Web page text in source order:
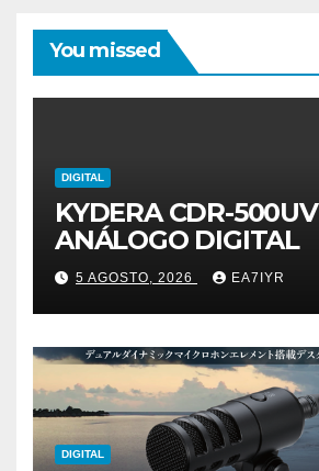
You missed
DIGITAL
KYDERA CDR-500UV
ANÁLOGO DIGITAL
5 AGOSTO, 2026 EA7IYR
DIGITAL